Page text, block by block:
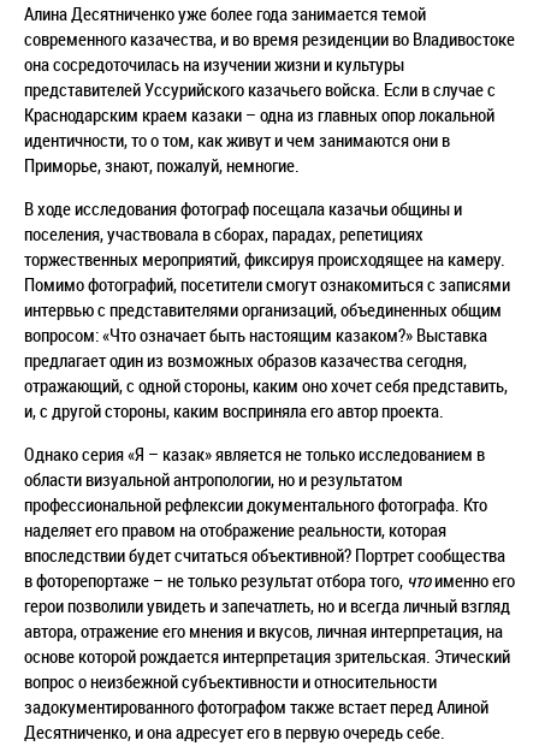
Алина Десятниченко уже более года занимается темой
современного казачества, и во время резиденции во Владивостоке
она сосредоточилась на изучении жизни и культуры
представителей Уссурийского казачьего войска. Если в случае с
Краснодарским краем казаки – одна из главных опор локальной
идентичности, то о том, как живут и чем занимаются они в
Приморье, знают, пожалуй, немногие.
В ходе исследования фотограф посещала казачьи общины и
поселения, участвовала в сборах, парадах, репетициях
торжественных мероприятий, фиксируя происходящее на камеру.
Помимо фотографий, посетители смогут ознакомиться с записями
интервью с представителями организаций, объединенных общим
вопросом: «Что означает быть настоящим казаком?» Выставка
предлагает один из возможных образов казачества сегодня,
отражающий, с одной стороны, каким оно хочет себя представить,
и, с другой стороны, каким восприняла его автор проекта.
Однако серия «Я – казак» является не только исследованием в
области визуальной антропологии, но и результатом
профессиональной рефлексии документального фотографа. Кто
наделяет его правом на отображение реальности, которая
впоследствии будет считаться объективной? Портрет сообщества
в фоторепортаже – не только результат отбора того, чтоименно его
герои позволили увидеть и запечатлеть, но и всегда личный взгляд
автора, отражение его мнения и вкусов, личная интерпретация, на
основе которой рождается интерпретация зрительская. Этический
вопрос о неизбежной субъективности и относительности
задокументированного фотографом также встает перед Алиной
Десятниченко, и она адресует его в первую очередь себе.